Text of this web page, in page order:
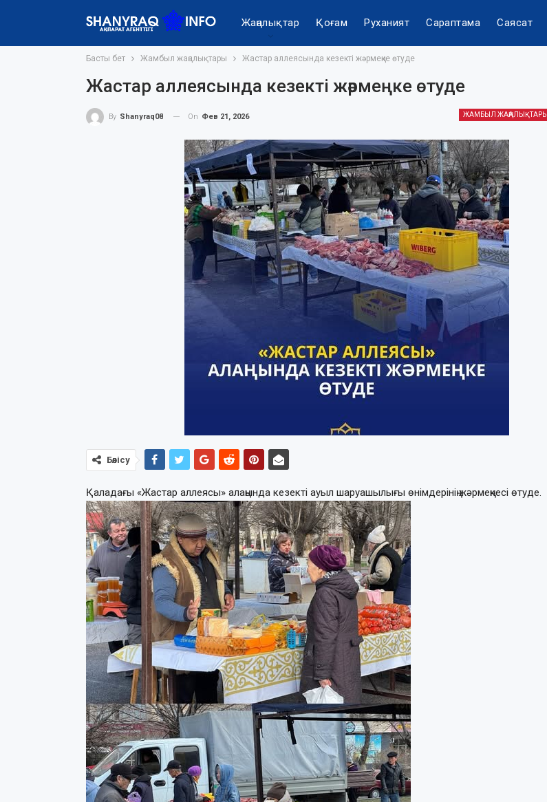
Жаңалықтар Қоғам Руханият Сараптама Саясат
Басты бет Жамбыл жаңалықтары Жастар аллеясында кезекті жәрмеңке өтуде
Жастар аллеясында кезекті жәрмеңке өтуде
ЖАМБЫЛ ЖАҢАЛЫҚТАРЫ
By Shanyraq08 On Фев 21, 2026
Бөлісу
Қаладағы «Жастар аллеясы» алаңында кезекті ауыл шаруашылығы өнімдерінің жәрмеңкесі өтуде.